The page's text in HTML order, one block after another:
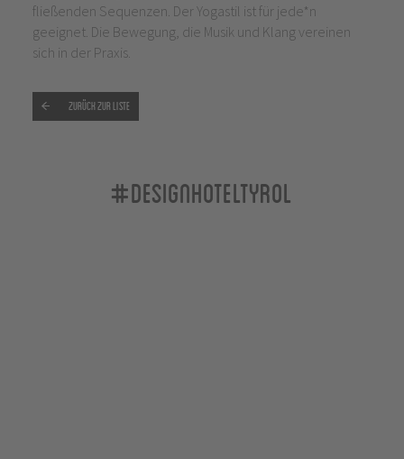
fließenden Sequenzen. Der Yogastil ist für jede*n
geeignet. Die Bewegung, die Musik und Klang vereinen
sich in der Praxis.
Zurück zur Liste
#designhoteltyrol